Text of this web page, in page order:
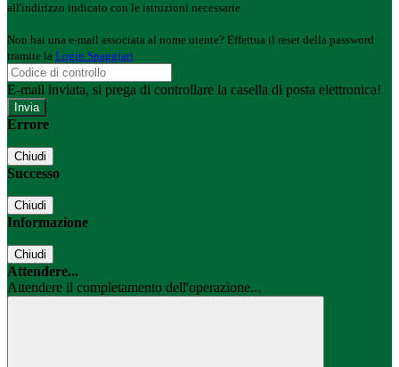
all'indirizzo indicato con le istruzioni necessarie.
Non hai una e-mail associata al nome utente? Effettua il reset della password
tramite la Login Spaggiari
E-mail inviata, si prega di controllare la casella di posta elettronica!
Errore
Chiudi
Successo
Chiudi
Informazione
Chiudi
Attendere...
Attendere il completamento dell'operazione...